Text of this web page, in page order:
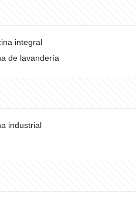
integral
de lavandería
industrial